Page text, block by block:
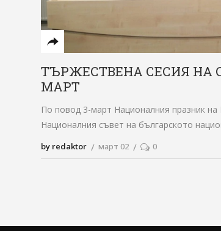
ТЪРЖЕСТВЕНА СЕСИЯ НА
МАРТ
По повод 3-март Националния празник
Националния съвет на българското
by redaktor март 02 0